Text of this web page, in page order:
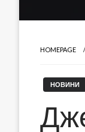
HOMEPAGE
НОВИНИ